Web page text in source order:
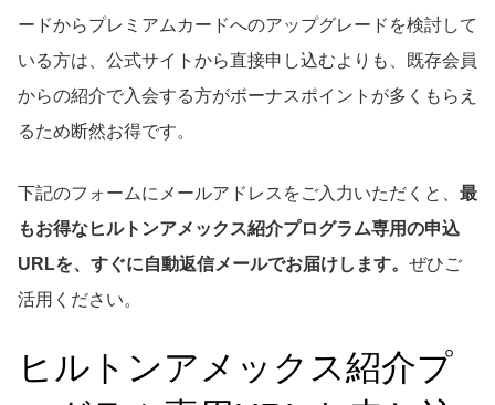
ードからプレミアムカードへのアップグレードを検討して
いる方は、公式サイトから直接申し込むよりも、既存会員
からの紹介で入会する方がボーナスポイントが多くもらえ
るため断然お得です。
下記のフォームにメールアドレスをご入力いただくと、 最
もお得なヒルトンアメックス紹介プログラム専用の申込
URLを、すぐに自動返信メールでお届けします。 ぜひご
活用ください。